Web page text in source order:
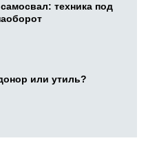
техника под
или утиль?